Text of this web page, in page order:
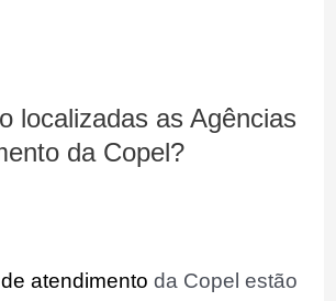
localizadas as Agências
da Copel?
atendimento da Copel estão